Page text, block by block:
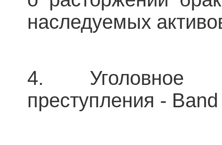
наследуемых
4. Уголовное
преступления -